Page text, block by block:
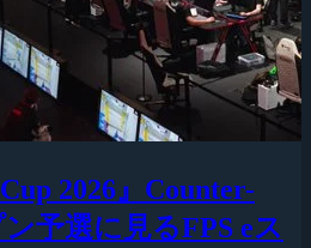
2026』Counter-
予選に見るFPS eス